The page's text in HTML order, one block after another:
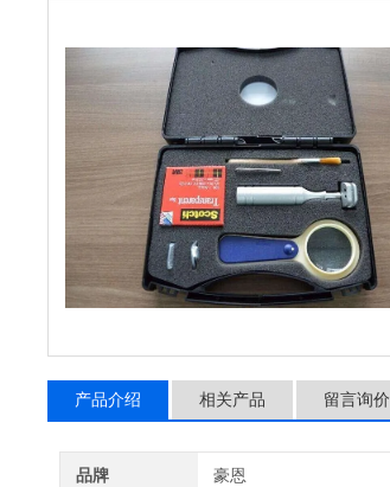
产品介绍 相关产品 留言询价
品牌 豪恩